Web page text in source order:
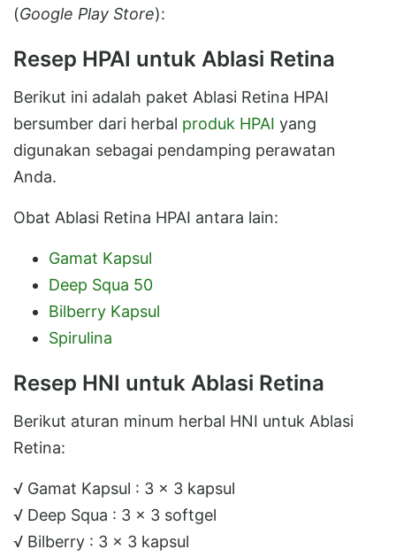
(Google Play Store):
Resep HPAI untuk Ablasi Retina
Berikut ini adalah paket Ablasi Retina HPAI
bersumber dari herbal produk HPAI yang
digunakan sebagai pendamping perawatan
Anda.
Obat Ablasi Retina HPAI antara lain:
Gamat Kapsul
Deep Squa 50
Bilberry Kapsul
Spirulina
Resep HNI untuk Ablasi Retina
Berikut aturan minum herbal HNI untuk Ablasi
Retina:
√ Gamat Kapsul : 3 x 3 kapsul
√ Deep Squa : 3 x 3 softgel
√ Bilberry : 3 x 3 kapsul